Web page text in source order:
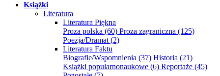
Książki
Literatura
Literatura Piękna
Proza polska (60) Proza zagraniczna (125)
Poezja/Dramat (2)
Literatura Faktu
Biografie/Wspomnienia (37) Historia (21)
Książki popularnonaukowe (6) Reportaże (45)